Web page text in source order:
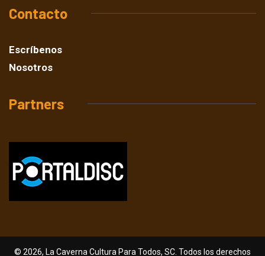
Contacto
Escríbenos
Nosotros
Partners
© 2026, La Caverna Cultura Para Todos, SC. Todos los derechos